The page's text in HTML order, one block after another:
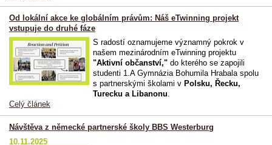
Od lokální akce ke globálním právům: Náš eTwinning projekt
vstupuje do druhé fáze
S radostí oznamujeme významný pokrok v
našem mezinárodním eTwinning projektu
"Aktivní občanství," do kterého se zapojili
studenti 1.A Gymnázia Bohumila Hrabala spolu
s partnerskými školami v Polsku, Řecku,
Turecku a Libanonu.
Celý článek
Návštěva z německé partnerské školy BBS Westerburg
10.11.2025